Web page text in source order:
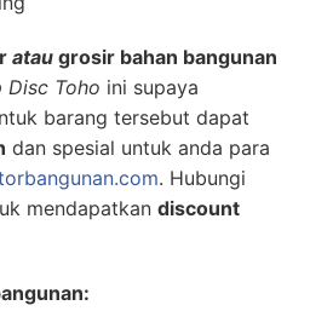
atau grosir bahan bangunan
Disc Toho ini supaya
barang tersebut dapat
dan spesial untuk anda para
. Hubungi
mendapatkan discount